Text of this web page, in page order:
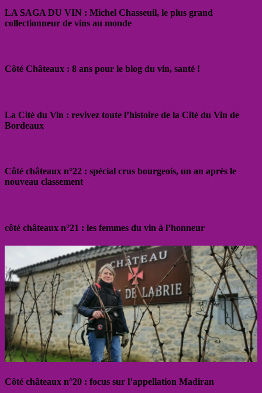
LA SAGA DU VIN : Michel Chasseuil, le plus grand
collectionneur de vins au monde
Côté Châteaux : 8 ans pour le blog du vin, santé !
La Cité du Vin : revivez toute l’histoire de la Cité du Vin de
Bordeaux
Côté châteaux n°22 : spécial crus bourgeois, un an après le
nouveau classement
côté châteaux n°21 : les femmes du vin à l’honneur
Côté châteaux n°20 : focus sur l’appellation Madiran